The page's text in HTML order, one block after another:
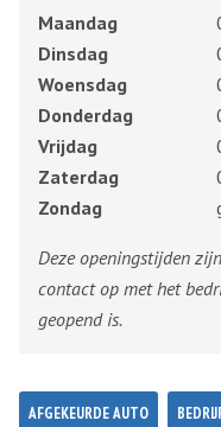
Maandag
Dinsdag
Woensdag
Donderdag
Vrijdag
Zaterdag
Zondag
Deze openingstijden
contact op met het
geopend is.
AFGEKEURDE AUTO